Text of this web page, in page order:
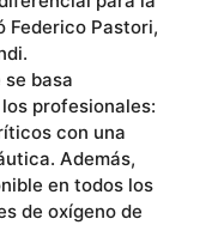
Federico Pastori,
basa
profesionales:
con una
Además,
en todos los
de oxígeno de